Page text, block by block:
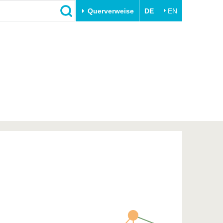
Querverweise DE EN
Innovative Transferprojekte
BTU & Region erleben